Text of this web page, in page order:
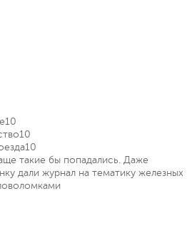
10
10
10
такие бы попадались. Даже
дали журнал на тематику железных